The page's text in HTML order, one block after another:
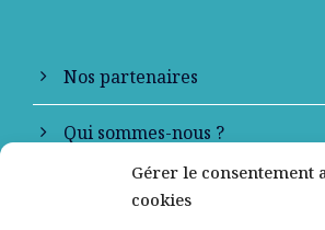
Gérer le consentement
cookies
Nos partenaires
Qui sommes-nous ?
Contactez-nous